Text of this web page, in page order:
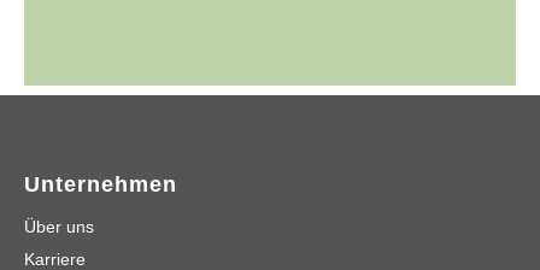
Unternehmen
Über uns
Karriere